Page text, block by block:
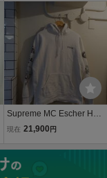
オーバー パーカー レッド
2 シーズンレス
Supreme MC Escher Hoo
die エッシャー スウェッ
現在 21,900 円